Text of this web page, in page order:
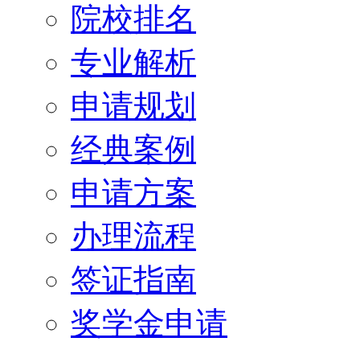
院校排名
专业解析
申请规划
经典案例
申请方案
办理流程
签证指南
奖学金申请